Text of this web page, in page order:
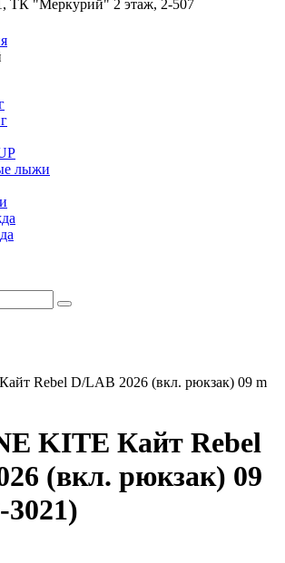
ТК "Меркурий" 2 этаж, 2-507
лыжи
Rebel D/LAB 2026 (вкл. рюкзак) 09 m
KITE Кайт Rebel
(вкл. рюкзак) 09
3021)